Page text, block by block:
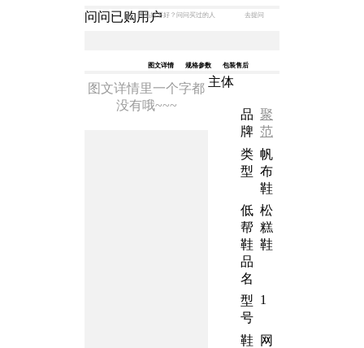
问问已购用户商品好不好？问问买过的人 去提问
图文详情 规格参数 包装售后
图文详情里一个字都
没有哦~~~
主体
品
牌
聚
范
类
型
帆
布
鞋
低
帮
鞋
品
名
松
糕
鞋
型
号
1
鞋 网